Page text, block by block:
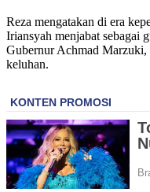
Reza mengatakan di era
Iriansyah menjabat sebagai
Gubernur Achmad Marzuki,
keluhan.